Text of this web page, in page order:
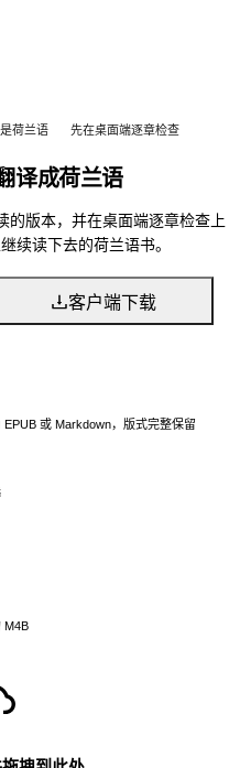
荷兰语 先在桌面端逐章检查
译成荷兰语
的版本，并在桌面端逐章检查上
续读下去的荷兰语书。
客户端下载
或 Markdown，版式完整保留
M4B